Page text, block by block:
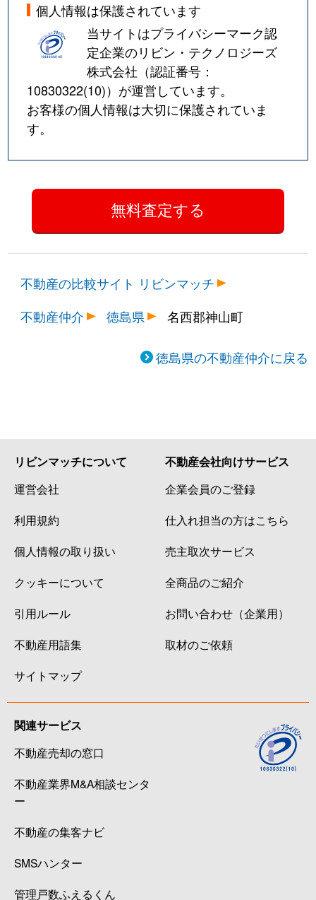
個人情報は保護されています
当サイトはプライバシーマーク認
定企業のリビン・テクノロジーズ
株式会社（認証番号：
10830322(10)）が運営しています。
お客様の個人情報は大切に保護されていま
す。
不動産の比較サイト リビンマッチ
不動産仲介
徳島県 名西郡神山町
徳島県の不動産仲介に戻る
リビンマッチについて
運営会社
利用規約
個人情報の取り扱い
クッキーについて
引用ルール
不動産用語集
サイトマップ
不動産会社向けサービス
企業会員のご登録
仕入れ担当の方はこちら
売主取次サービス
全商品のご紹介
お問い合わせ（企業用）
取材のご依頼
関連サービス
不動産売却の窓口
不動産業界M&A相談センタ
ー
不動産の集客ナビ
SMSハンター
管理戸数ふえるくん